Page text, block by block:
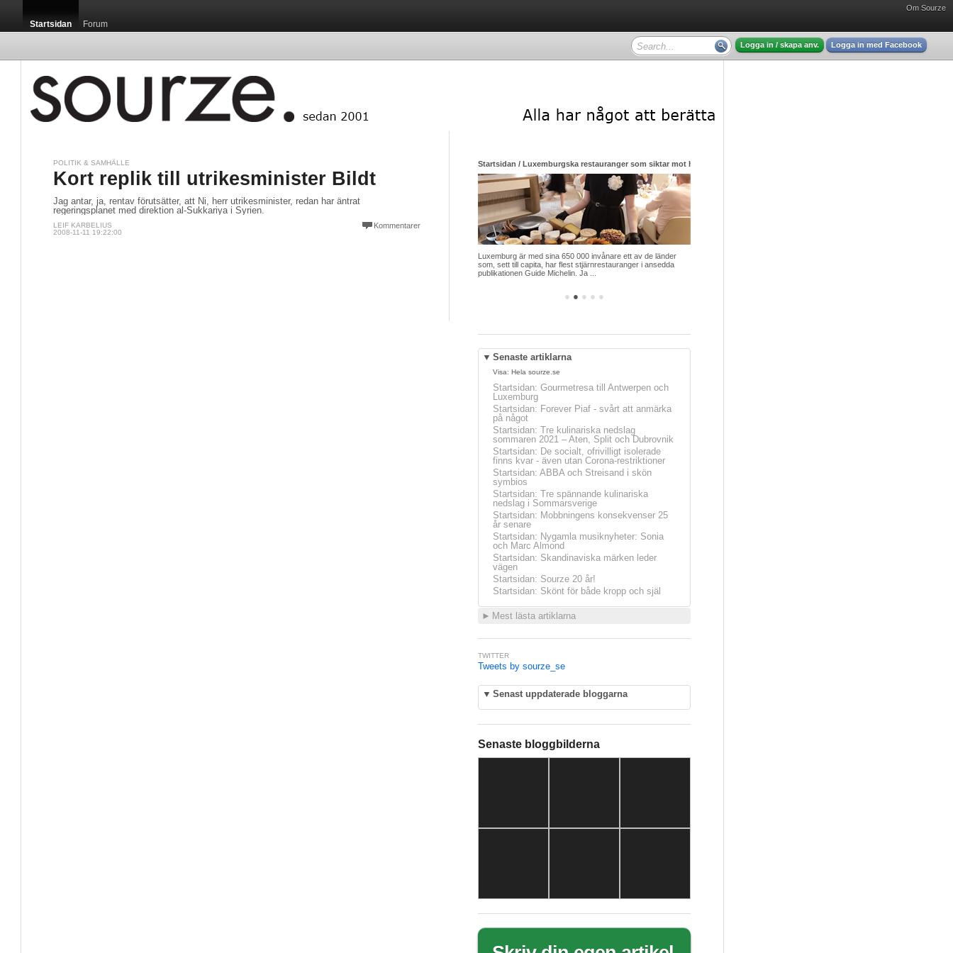
Om Sourze
Startsidan Forum
Logga in / skapa anv. Logga in med Facebook
POLITIK & SAMHÄLLE
Kort replik till utrikesminister Bildt
Jag antar, ja, rentav förutsätter, att Ni, herr utrikesminister, redan har äntrat
regeringsplanet med direktion al-Sukkariya i Syrien.
Kommentarer
LEIF KARBELIUS
2008-11-11 19:22:00
● ● ● ● ●
Startsidan / Luxemburgska restauranger som siktar mot himlen i sin strävan efter nya stjärnor
Startsidan / Ljubljana – den lilla huvudstaden med det stora hjärtat
Det är tidig morgon vid Ljubljanicas flod. Höstsolen har just
börjat värma de pastellfärgade fasaderna, och ljudet av
klirrande kaffekoppar blandas me ...
▼ Senaste artiklarna
Visa: Hela sourze.se
Startsidan: Gourmetresa till Antwerpen och
Luxemburg
Startsidan: Forever Piaf - svårt att anmärka
på något
Startsidan: Tre kulinariska nedslag
sommaren 2021 – Aten, Split och Dubrovnik
Startsidan: De socialt, ofrivilligt isolerade
finns kvar - även utan Corona-restriktioner
Startsidan: ABBA och Streisand i skön
symbios
Startsidan: Tre spännande kulinariska
nedslag i Sommarsverige
Startsidan: Mobbningens konsekvenser 25
år senare
Startsidan: Nygamla musiknyheter: Sonia
och Marc Almond
Startsidan: Skandinaviska märken leder
vägen
Startsidan: Sourze 20 år!
Startsidan: Skönt för både kropp och själ
► Mest lästa artiklarna
TWITTER
Tweets by sourze_se
▼ Senast uppdaterade bloggarna
Senaste bloggbilderna